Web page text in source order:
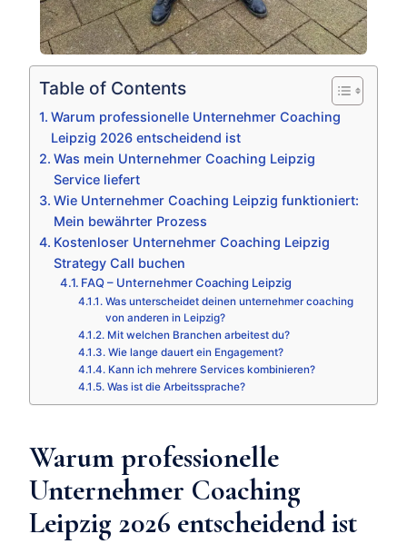
Table of Contents
Warum professionelle Unternehmer Coaching
Leipzig 2026 entscheidend ist
Was mein Unternehmer Coaching Leipzig
Service liefert
Wie Unternehmer Coaching Leipzig funktioniert:
Mein bewährter Prozess
Kostenloser Unternehmer Coaching Leipzig
Strategy Call buchen
FAQ – Unternehmer Coaching Leipzig
Was unterscheidet deinen unternehmer coaching
von anderen in Leipzig?
Mit welchen Branchen arbeitest du?
Wie lange dauert ein Engagement?
Kann ich mehrere Services kombinieren?
Was ist die Arbeitssprache?
Warum professionelle
Unternehmer Coaching
Leipzig 2026 entscheidend ist